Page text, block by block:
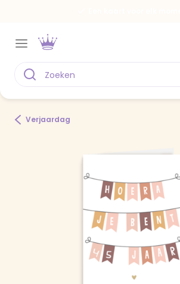
Verjaardag